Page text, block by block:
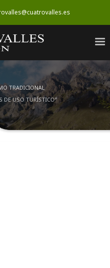
TRADICIONAL
DE USO TURÍSTICO"